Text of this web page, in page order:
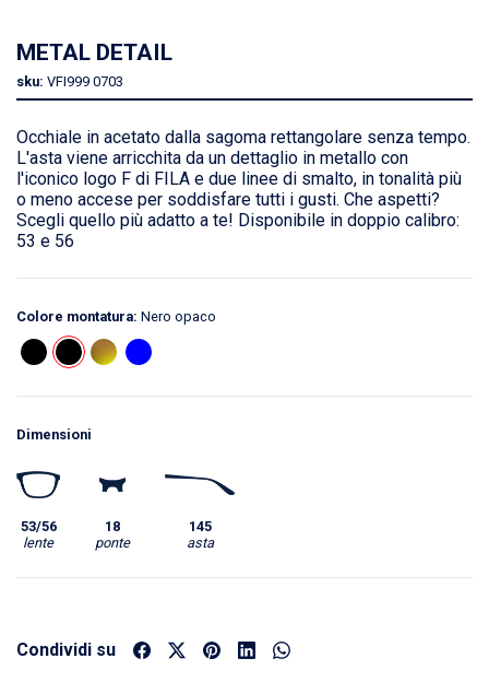
METAL DETAIL
sku: VFI999 0703
Occhiale in acetato dalla sagoma rettangolare senza tempo.
L'asta viene arricchita da un dettaglio in metallo con
l'iconico logo F di FILA e due linee di smalto, in tonalità più
o meno accese per soddisfare tutti i gusti. Che aspetti?
Scegli quello più adatto a te! Disponibile in doppio calibro:
53 e 56
Colore montatura: Nero opaco
Dimensioni
53/56
lente
18
ponte
145
asta
Condividi su